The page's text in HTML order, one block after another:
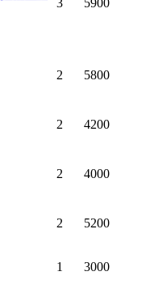
3 5900
2 5800
2 4200
2 4000
2 5200
1 3000